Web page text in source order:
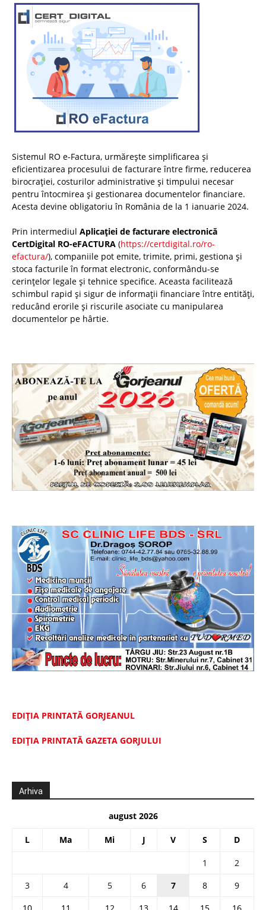
Sistemul RO e-Factura, urmărește simplificarea și
eficientizarea procesului de facturare între firme, reducerea
birocrației, costurilor administrative și timpului necesar
pentru întocmirea și gestionarea documentelor financiare.
Acesta devine obligatoriu în România de la 1 ianuarie 2024.
Prin intermediul Aplicației de facturare electronică
CertDigital RO-eFACTURA (https://certdigital.ro/ro-
efactura/), companiile pot emite, trimite, primi, gestiona și
stoca facturile în format electronic, conformându-se
cerințelor legale și tehnice specifice. Aceasta facilitează
schimbul rapid și sigur de informații financiare între entități,
reducând erorile și riscurile asociate cu manipularea
documentelor pe hârtie.
EDIȚIA PRINTATĂ GORJEANUL
EDIŢIA PRINTATĂ GAZETA GORJULUI
Arhiva
august 2026
L Ma Mi J V S D
1
2
3
4 5 6 7 8
9
10
11 12 13 14 15 16